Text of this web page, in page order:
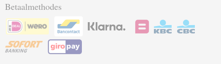
Betaalmethodes